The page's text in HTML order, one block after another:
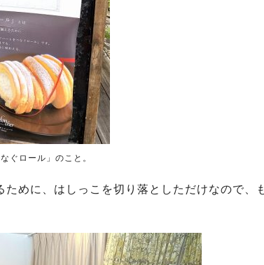
ぐロール」のこと。
めに、はしっこを切り落としただけなので、